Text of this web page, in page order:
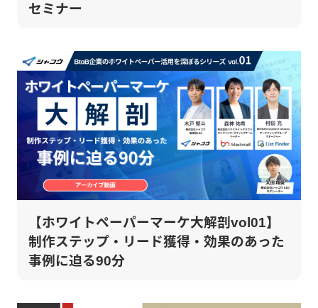
セミナー
【ホワイトペーパーマーケ大解剖vol01】
制作ステップ・リード獲得・効果のあった
事例に迫る90分